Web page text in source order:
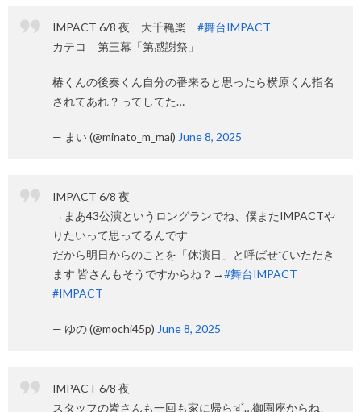
IMPACT 6/8 夜 大千穐楽 #舞台IMPACT
カテコ 第三幕「第感謝祭」
椿くんの後奏くん自分の番来ると思ったら横原くん指名
されてあれ？ってしてた…
— まい (@minato_m_mai) June 8, 2025
IMPACT 6/8 夜
→まあ43公演というロングランでね、僕またIMPACTや
りたいって思ってるんです
だから明日からのことを「休演日」と呼ばせていただき
ます 皆さんもそうですからね？→#舞台IMPACT
#IMPACT
— ゆの (@mochi45p) June 8, 2025
IMPACT 6/8 夜
スタッフの皆さんも一回も家に帰らず…御園座からね、